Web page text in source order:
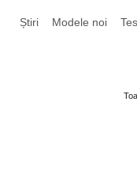
Știri Modele noi